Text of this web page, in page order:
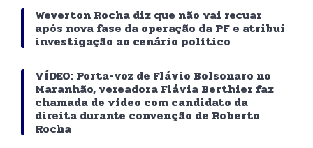
Weverton Rocha diz que não vai recuar
após nova fase da operação da PF e atribui
investigação ao cenário político
VÍDEO: Porta-voz de Flávio Bolsonaro no
Maranhão, vereadora Flávia Berthier faz
chamada de vídeo com candidato da
direita durante convenção de Roberto
Rocha